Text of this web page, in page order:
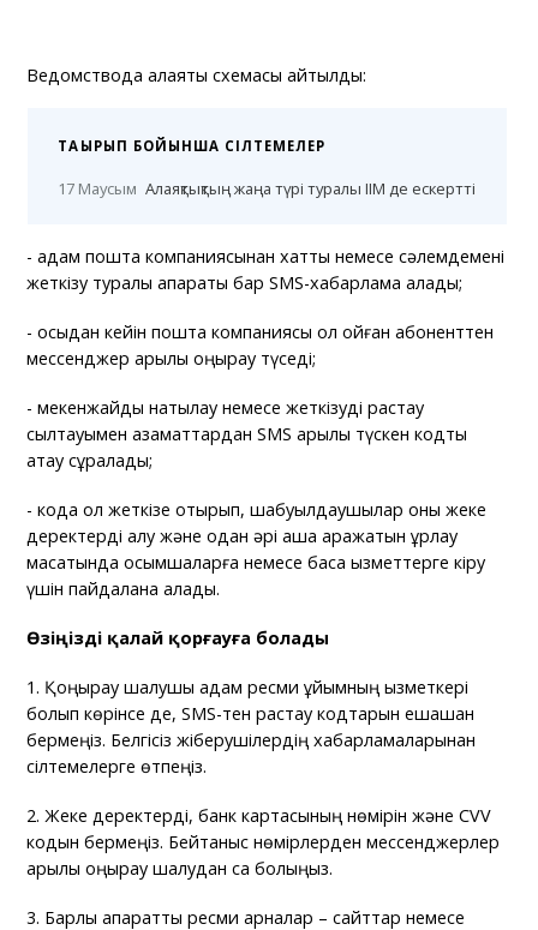
Ведомствода алаяқтық схемасы айтылды:
ТАҚЫРЫП БОЙЫНША СІЛТЕМЕЛЕР
17 Маусым Алаяқтықтың жаңа түрі туралы ІІМ де ескертті
- адам пошта компаниясынан хатты немесе сәлемдемені
жеткізу туралы ақпараты бар SMS-хабарлама алады;
- осыдан кейін пошта компаниясы қол қойған абоненттен
мессенджер арқылы қоңырау түседі;
- мекенжайды нақтылау немесе жеткізуді растау
сылтауымен азаматтардан SMS арқылы түскен кодты
атау сұралады;
- кодқа қол жеткізе отырып, шабуылдаушылар оны жеке
деректерді алу және одан әрі ақша қаражатын ұрлау
мақсатында қосымшаларға немесе басқа қызметтерге кіру
үшін пайдалана алады.
Өзіңізді қалай қорғауға болады
1. Қоңырау шалушы адам ресми ұйымның қызметкері
болып көрінсе де, SMS-тен растау кодтарын ешқашан
бермеңіз. Белгісіз жіберушілердің хабарламаларынан
сілтемелерге өтпеңіз.
2. Жеке деректерді, банк картасының нөмірін және CVV
кодын бермеңіз. Бейтаныс нөмірлерден мессенджерлер
арқылы қоңырау шалудан сақ болыңыз.
3. Барлық ақпаратты ресми арналар – сайттар немесе